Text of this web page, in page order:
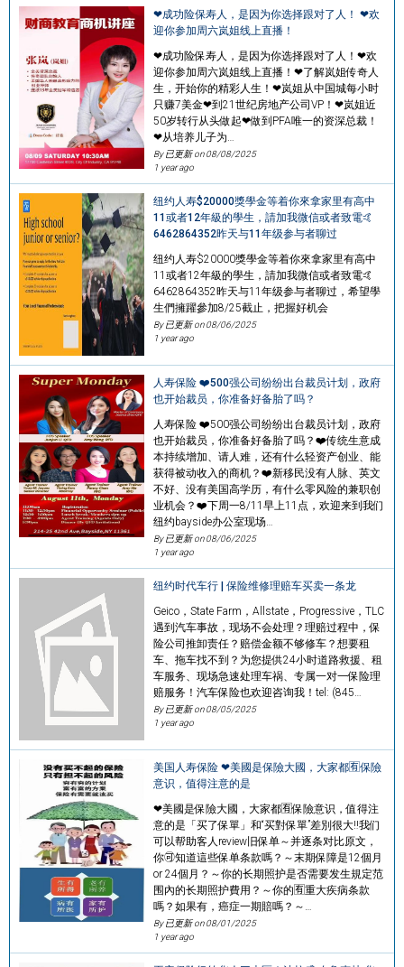
❤成‮，人寿保险功‬是因为你选‮跟择‬对了人！​‎ ❤欢‮
你迎‬参加周六岚姐‮上线‬直播！
❤成‮，人寿保险功‬是因为你选‮跟择‬对了人！​‎❤欢‮
你迎‬参加周六岚姐‮上线‬直播！❤了‮岚解‬姐传‮人奇‬
生，开始你的精彩​人生！❤岚‮从姐‬中国‮每城‬小时
只赚7美金❤到21世纪房地‮公产‬司VP！❤岚姐近
50岁转‮从行‬头做起❤做到PFA唯一的资‮总深‬裁！
By 已更新 on08/08/2025
1 year ago
纽约人寿$20000獎學金等着你來拿家里有高中
11或者12年級的學生，請加我微信或者致電🤙
6462864352昨天与11年级参与者聊过
纽约人寿$20000獎學金等着你來拿家里有高中
11或者12年級的學生，請加我微信或者致電🤙
6462864352昨天与11年级参与者聊过，希望學
生們擁躍參加8/25截止，把握好机会
By 已更新 on08/06/2025
1 year ago
人寿保险 ❤️500强公司纷纷出台裁员计划，政府
也开始裁员，你准备好备胎了吗？
人寿保险 ❤️500强公司纷纷出台裁员计划，政府
也开始裁员，你准备好备胎了吗？❤️传统生意成
本持续增加、请人难，还有什么轻资产创业、能
获得被动收入的商机？❤️新移民没有人脉、英文
不好、没有美国高学历，有什么零风险的兼职创
业机会？❤️下周一8/11早上11点，欢迎来到我们
纽约bayside办公室现场…
By 已更新 on08/06/2025
1 year ago
纽约时代车行 | 保险维修理赔车买卖一条龙
Geico，State Farm，Allstate，Progressive，TLC
遇到汽车事故，现场不会处理？理赔过程中，保
险公司推卸责任？赔偿金额不够修车？想要租
车、拖车找不到？为您提供24小时道路救援、租
车服务、现场急速处理车祸、专属一对一保险理
赔服务！汽车保险也欢迎咨询我！tel: (845…
By 已更新 on08/05/2025
1 year ago
美国人寿保险 ❤美國是保險大國，大家都🈶保險
意识，值得注意的是
❤美國是保險大國，大家都🈶保險意识，值得注
意的是「买了保單」和“买對保單”差別很大‼️我们
可以帮助客人review旧保单～并逐条对比原文，
你🉑知道這些保单条款嗎？～末期保障是12個月
or 24個月？～你的长期照护是否需要发生規定范
围內的长期照护費用？～你的🈶重大疾病条款
嗎？如果有，癌症一期賠嗎？～…
By 已更新 on08/01/2025
1 year ago